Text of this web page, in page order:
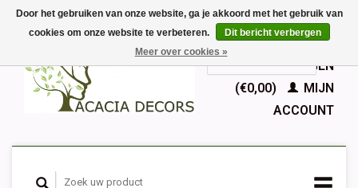
EUR
GBPNederlands
Deutsch
English
Français
WINKELWAGEN
(€0,00)
MIJN
ACCOUNT
Door het gebruiken van onze website, ga je akkoord met het gebruik van
cookies om onze website te verbeteren.
Dit bericht verbergen
Meer over cookies »